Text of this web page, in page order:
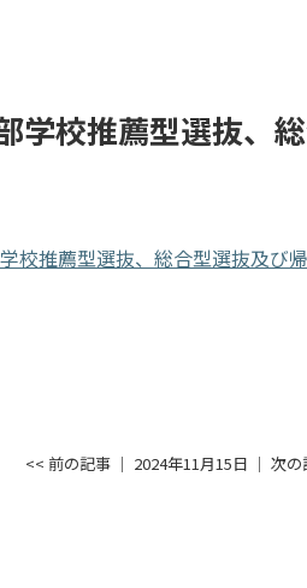
学校推薦型選抜、
校推薦型選抜、総合型選抜及び
<< 前の記事│ 2024年11月15日 │ 次の